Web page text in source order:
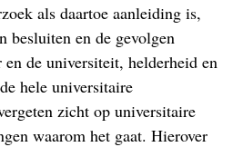
als daartoe aanleiding is,
besluiten en de gevolgen
de universiteit, helderheid en
hele universitaire
zicht op universitaire
waarom het gaat. Hierover